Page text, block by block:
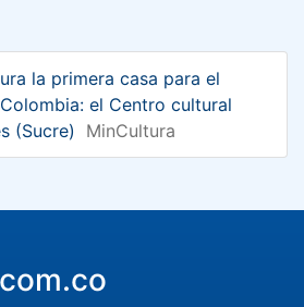
la primera casa para el
el Centro cultural
(Sucre)
MinCultura